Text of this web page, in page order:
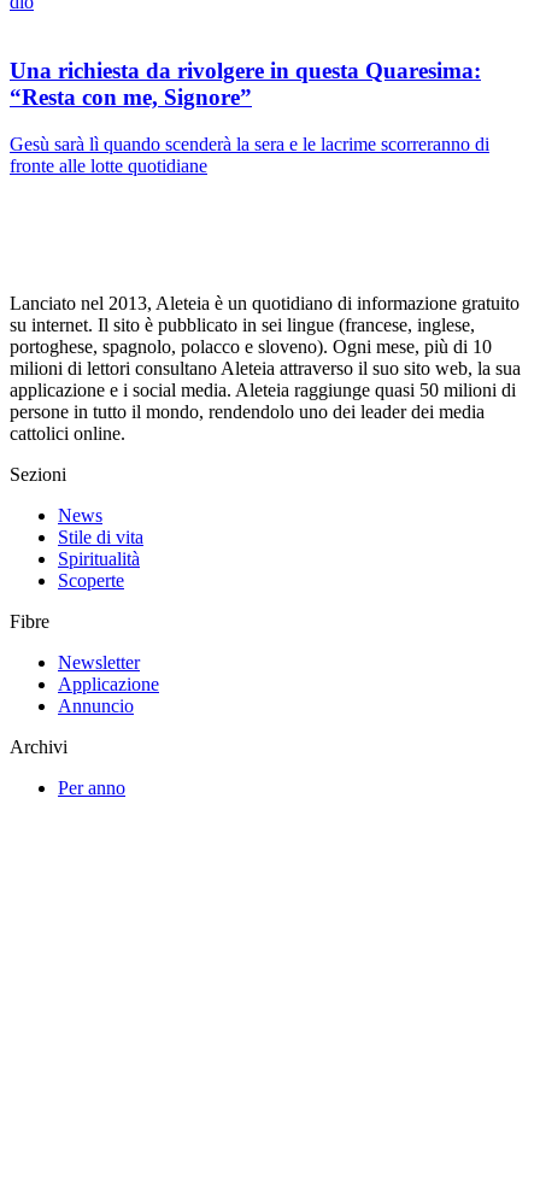
Una richiesta da rivolgere in questa Quaresima:
“Resta con me, Signore”
Gesù sarà lì quando scenderà la sera e le lacrime scorreranno di
fronte alle lotte quotidiane
Lanciato nel 2013, Aleteia è un quotidiano di informazione gratuito
su internet. Il sito è pubblicato in sei lingue (francese, inglese,
portoghese, spagnolo, polacco e sloveno). Ogni mese, più di 10
milioni di lettori consultano Aleteia attraverso il suo sito web, la sua
applicazione e i social media. Aleteia raggiunge quasi 50 milioni di
persone in tutto il mondo, rendendolo uno dei leader dei media
cattolici online.
Sezioni
News
Stile di vita
Spiritualità
Scoperte
Fibre
Newsletter
Applicazione
Annuncio
Archivi
Per anno